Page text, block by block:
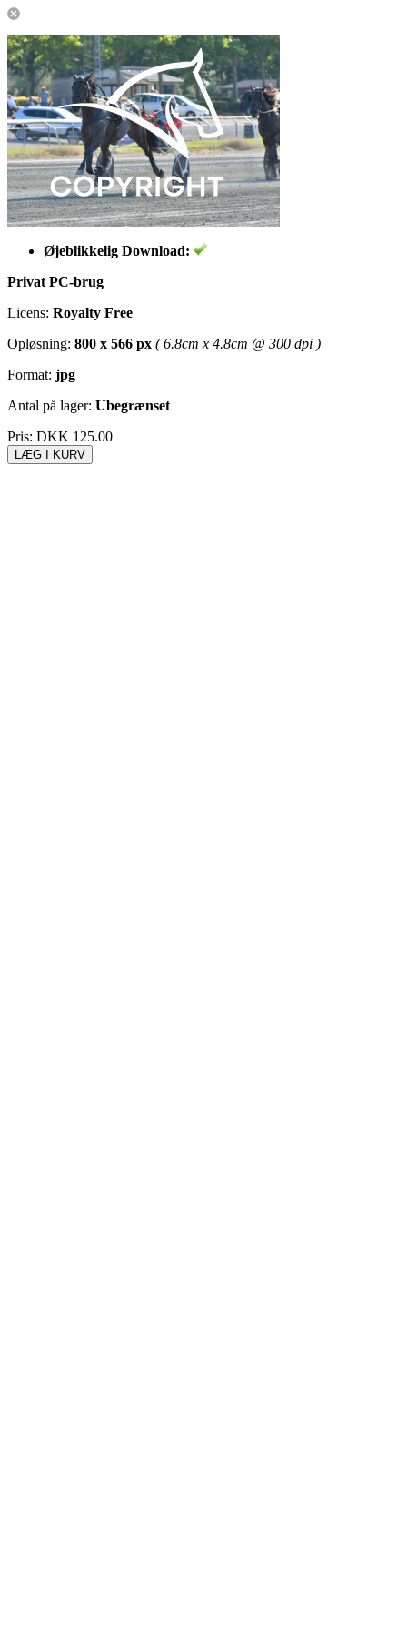
Øjeblikkelig Download:
Privat PC-brug
Licens: Royalty Free
Opløsning: 800 x 566 px ( 6.8cm x 4.8cm @ 300 dpi )
Format: jpg
Antal på lager: Ubegrænset
Pris: DKK 125.00